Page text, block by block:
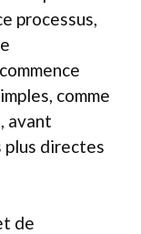
processus,
comme
avant
plus directes
de